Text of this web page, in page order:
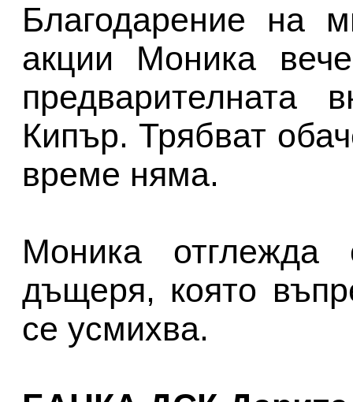
Благодарение на
акции Моника
предварителната
Кипър. Трябват
време няма.
Моника отглежда
дъщеря, която
се усмихва.